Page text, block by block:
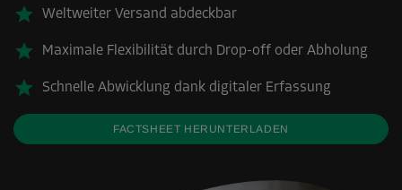
Weltweiter Versand abdeckbar
Maximale Flexibilität durch Drop-off oder Abholung
Schnelle Abwicklung dank digitaler Erfassung
FACTSHEET HERUNTERLADEN